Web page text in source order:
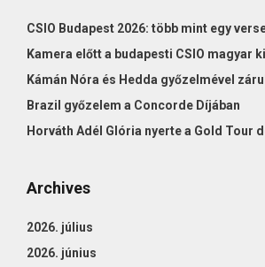
CSIO Budapest 2026: több mint egy
Kamera előtt a budapesti CSIO magyar
Kámán Nóra és Hedda győzelmével
Brazil győzelem a Concorde Díjában
Horváth Adél Glória nyerte a Gold Tour
Archives
2026. július
2026. június